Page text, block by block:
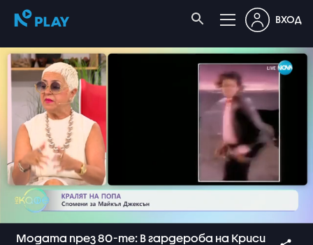
ВХОД
Модата през 80-те: В гардероба на Криси